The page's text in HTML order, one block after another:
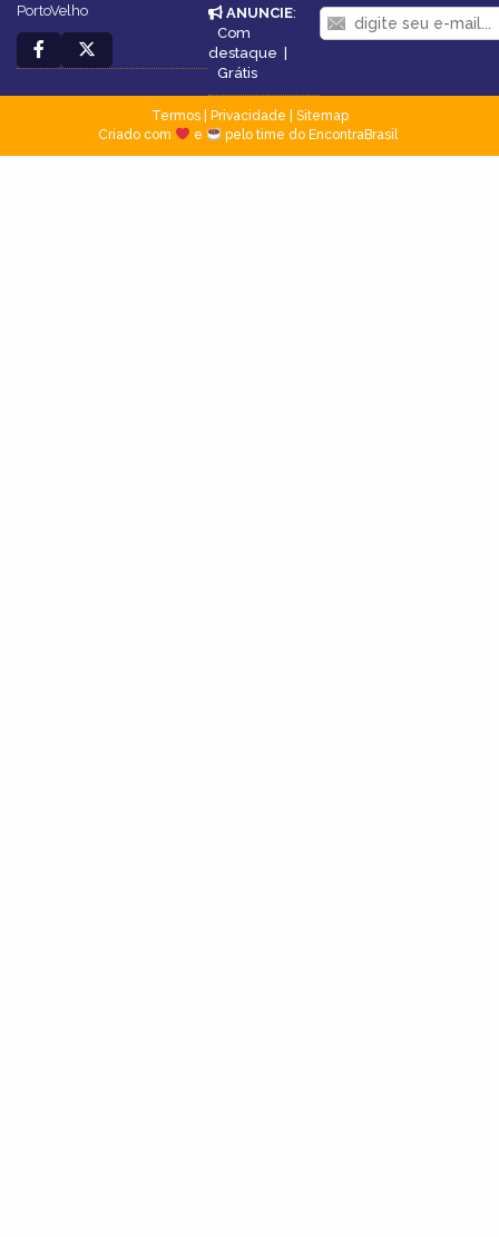
PortoVelho
ANUNCIE:
Com
destaque |
Grátis
Termos| Privacidade
Sitemap
Criado com
e pelo time do EncontraBrasil